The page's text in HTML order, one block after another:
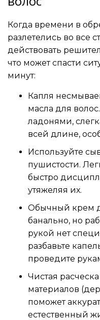
Когда времени в
разлетелись во все
действовать
что может спасти
минут:
Капля
масла для
ладонями,
всей длине,
Используйте
пушистости.
быстро
утяжеляя их.
Обычный крем
банально, но
рукой нет
разбавьте
проведите
Чистая
материалов
поможет
естественный